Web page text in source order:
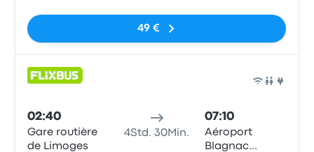
49 €
02:40
Gare routière
de Limoges
4Std. 30Min.
07:10
Aéroport
Blagnac